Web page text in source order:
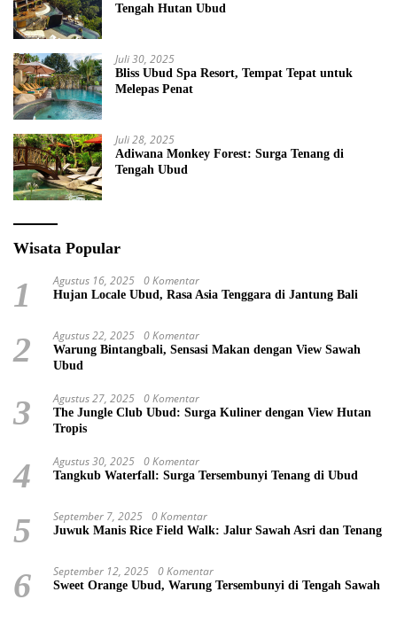
Tengah Hutan Ubud
Juli 30, 2025
Bliss Ubud Spa Resort, Tempat Tepat untuk
Melepas Penat
Juli 28, 2025
Adiwana Monkey Forest: Surga Tenang di
Tengah Ubud
Wisata Popular
1 Agustus 16, 2025 0 Komentar
Hujan Locale Ubud, Rasa Asia Tenggara di Jantung Bali
2 Agustus 22, 2025 0 Komentar
Warung Bintangbali, Sensasi Makan dengan View Sawah
Ubud
3 Agustus 27, 2025 0 Komentar
The Jungle Club Ubud: Surga Kuliner dengan View Hutan
Tropis
4 Agustus 30, 2025 0 Komentar
Tangkub Waterfall: Surga Tersembunyi Tenang di Ubud
5 September 7, 2025 0 Komentar
Juwuk Manis Rice Field Walk: Jalur Sawah Asri dan Tenang
6 September 12, 2025 0 Komentar
Sweet Orange Ubud, Warung Tersembunyi di Tengah Sawah